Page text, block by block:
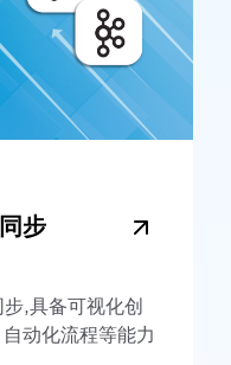
步
,具备可视化创
动化流程等能力